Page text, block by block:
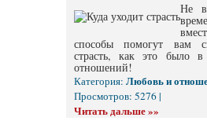
Не
способы помогут вам
страсть, как это было
отношений!
Категория: Любовь и
Просмотров: 5276 |
Читать дальше »»